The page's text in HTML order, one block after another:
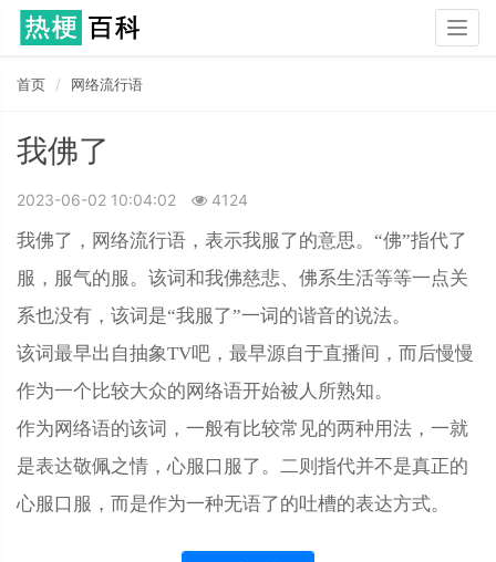
首页 网络流行语
我佛了
2023-06-02 10:04:02 4124
我佛了，网络流行语，表示我服了的意思。“佛”指代了
服，服气的服。该词和我佛慈悲、佛系生活等等一点关
系也没有，该词是“我服了”一词的谐音的说法。
该词最早出自抽象TV吧，最早源自于直播间，而后慢慢
作为一个比较大众的网络语开始被人所熟知。
作为网络语的该词，一般有比较常见的两种用法，一就
是表达敬佩之情，心服口服了。二则指代并不是真正的
心服口服，而是作为一种无语了的吐槽的表达方式。